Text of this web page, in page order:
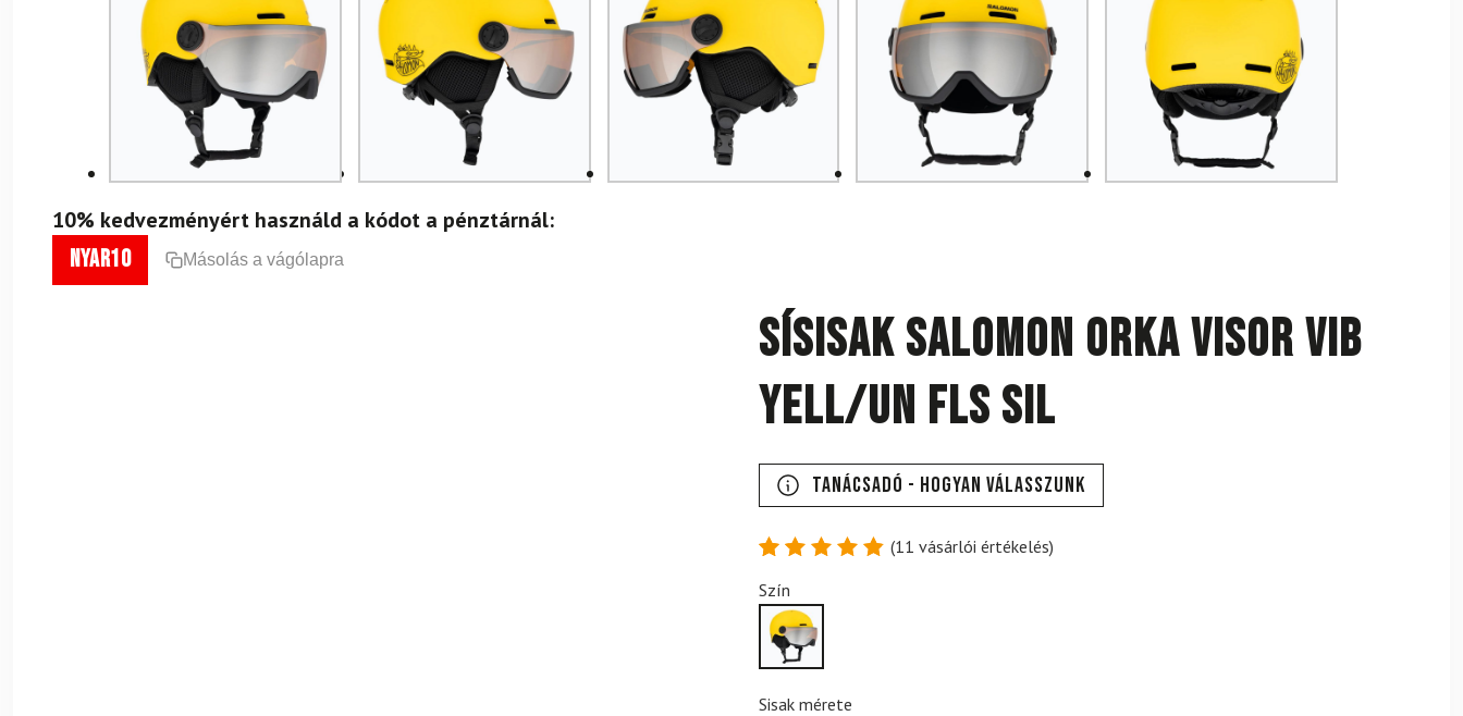
10% kedvezményért használd a kódot a pénztárnál:
nyar10 Másolás a vágólapra
Sísisak SALOMON Orka Visor Vib
Yell/Un Fls Sil
Tanácsadó - Hogyan válasszunk
4.91
5-ből,
értékelés
alapján
(11 vásárlói értékelés)
Szín
Sisak mérete